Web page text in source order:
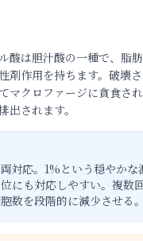
酸は胆汁酸の一種で、脂
剤作用を持ちます。破壊
マクロファージに貪食さ
出されます。
対応。1%という穏やかな
にも対応しやすい。複数
数を段階的に減少させる。